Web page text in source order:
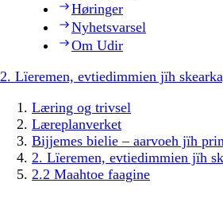
Høringer
Nyhetsvarsel
Om Udir
2. Lïeremen, evtiedimmien jïh
Læring og trivsel
Læreplanverket
Bijjemes bielie – aarvoeh jïh
2. Lïeremen, evtiedimmien jïh
2.2 Maahtoe faagine